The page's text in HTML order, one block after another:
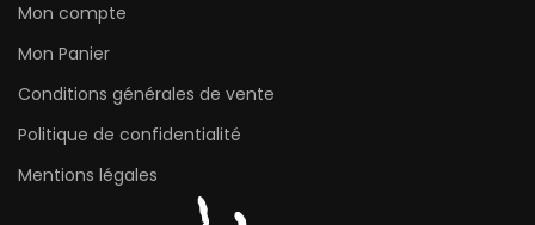
Mon compte
Mon Panier
Conditions générales de vente
Politique de confidentialité
Mentions légales